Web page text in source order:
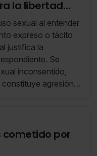
la libertad
sexual al entender
expreso o tácito
justifica la
Se
inconsentido,
agresión
cometido por